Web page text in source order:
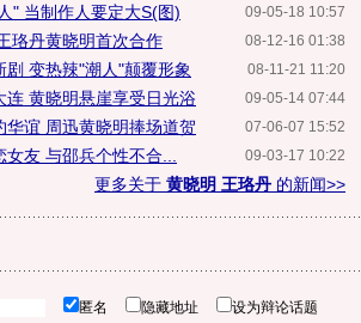
09-05-18 10:57
" 当制作人要定大S(图)
08-12-16 01:38
珞丹黄晓明首次合作
08-11-21 11:20
变热辣"潮人"颠覆形象
09-05-14 07:44
连 黄晓明悬崖享受日光浴
07-06-07 15:52
华谊 周迅黄晓明捧场道贺
09-03-17 10:22
友 与邵兵个性不合...
更多关于 黄晓明 王珞丹 的新闻>>
匿名 隐藏地址 设为辩论话题